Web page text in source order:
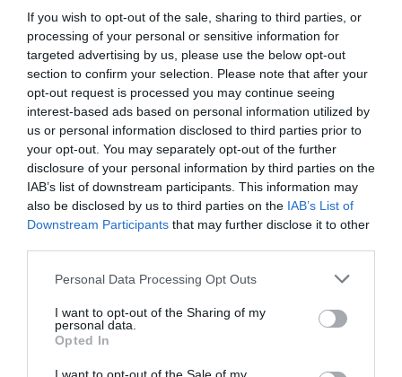
If you wish to opt-out of the sale, sharing to third parties, or
processing of your personal or sensitive information for
targeted advertising by us, please use the below opt-out
section to confirm your selection. Please note that after your
opt-out request is processed you may continue seeing
interest-based ads based on personal information utilized by
us or personal information disclosed to third parties prior to
your opt-out. You may separately opt-out of the further
disclosure of your personal information by third parties on the
IAB’s list of downstream participants. This information may
also be disclosed by us to third parties on the IAB’s List of
Downstream Participants that may further disclose it to other
Personal Data Processing Opt Outs
I want to opt-out of the Sharing of my
personal data.
Opted In
Mais il serait tant pour moi d’aller trifouiller et coir le nombre
de Dreamliners vendu cette année et sur le total depuis son
lancement car c’est vraiment quelque-chose …
RÉPONDRE
LAISSER UN COMMENTAIRE
FAIRE UN DON
Appel aux lecteurs !
développement !